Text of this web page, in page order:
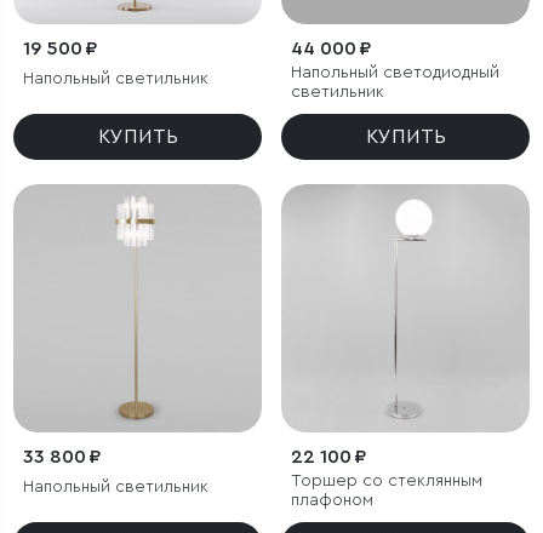
19 500 ₽
Напольный светильник
КУПИТЬ
44 000 ₽
Напольный светодиодный
светильник
КУПИТЬ
33 800 ₽
Напольный светильник
22 100 ₽
Торшер со стеклянным
плафоном